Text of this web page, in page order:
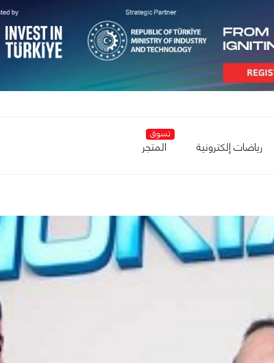
رياضات إلكترونية
تسوق
المتجر